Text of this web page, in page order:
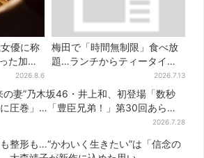
優に称
た加恋
聴者し
2026.8.6
梅田で「時間無制限」食べ放
題…ランチからティータイム
までノンストップで約60種を
満喫
2026.7.13
の妻”乃木坂46・井上和、初登場「数秒
圧巻」…「豊臣兄弟！」第30回あらす
2026.7.28
整形も…“かわいく生きたい”は「信念の